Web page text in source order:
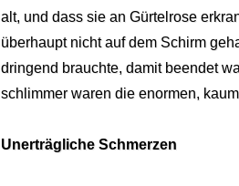
alt, und dass sie an Gürtelrose
überhaupt nicht auf dem Schirm
dringend brauchte, damit beendet
schlimmer waren die enormen,
Unerträgliche Schmerzen